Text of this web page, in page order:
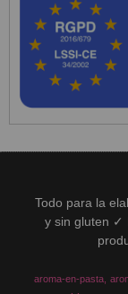
Todo para la
y sin gluten ✓
aroma-en-pasta